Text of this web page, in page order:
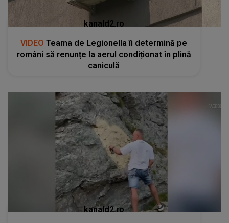
kanald2.ro
VIDEO Teama de Legionella îi determină pe
români să renunțe la aerul condiționat în plină
caniculă
kanald2.ro